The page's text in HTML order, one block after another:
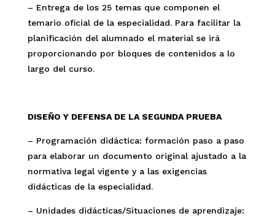
– Entrega de los 25 temas que componen el
temario oficial de la especialidad. Para facilitar la
planificación del alumnado el material se irá
proporcionando por bloques de contenidos a lo
largo del curso.
DISEÑO Y DEFENSA DE LA SEGUNDA PRUEBA
– Programación didáctica: formación paso a paso
para elaborar un documento original ajustado a la
normativa legal vigente y a las exigencias
didácticas de la especialidad.
– Unidades didácticas/Situaciones de aprendizaje: